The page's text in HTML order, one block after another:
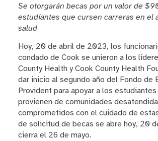
Se otorgarán becas por un valor de
estudiantes que cursen carreras en el
salud
Hoy, 20 de abril de 2023, los
condado de Cook se unieron a los
County Health y Cook County Health
dar inicio al segundo año del Fondo de
Provident para apoyar a los estudiantes
provienen de comunidades
comprometidos con el cuidado de
de solicitud de becas se abre hoy, 20
cierra el 26 de mayo.